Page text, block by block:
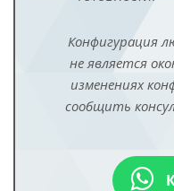
Конфигурация
не является
изменениях
сообщить